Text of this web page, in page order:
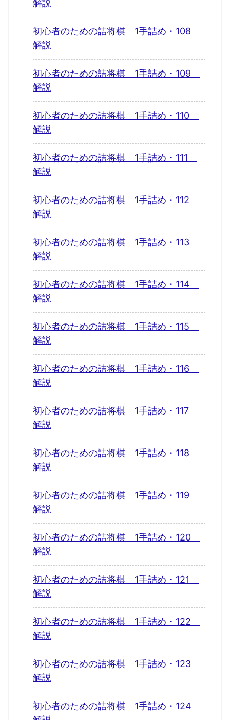
解説
初心者のための詰将棋 1手詰め・108
解説
初心者のための詰将棋 1手詰め・109
解説
初心者のための詰将棋 1手詰め・110
解説
初心者のための詰将棋 1手詰め・111
解説
初心者のための詰将棋 1手詰め・112
解説
初心者のための詰将棋 1手詰め・113
解説
初心者のための詰将棋 1手詰め・114
解説
初心者のための詰将棋 1手詰め・115
解説
初心者のための詰将棋 1手詰め・116
解説
初心者のための詰将棋 1手詰め・117
解説
初心者のための詰将棋 1手詰め・118
解説
初心者のための詰将棋 1手詰め・119
解説
初心者のための詰将棋 1手詰め・120
解説
初心者のための詰将棋 1手詰め・121
解説
初心者のための詰将棋 1手詰め・122
解説
初心者のための詰将棋 1手詰め・123
解説
初心者のための詰将棋 1手詰め・124